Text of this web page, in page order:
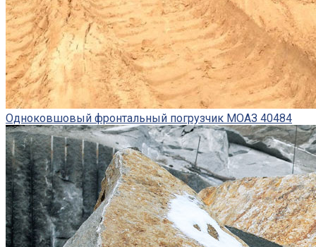
Одноковшовый фронтальный погрузчик МОАЗ 40484